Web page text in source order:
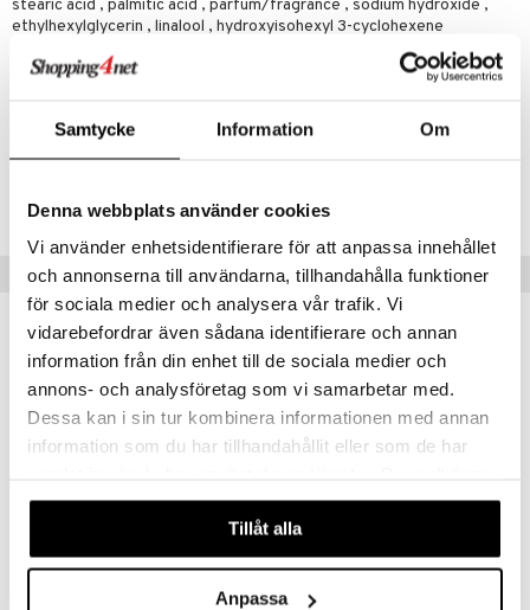
Samtycke Information Om
Denna webbplats använder cookies
Vi använder enhetsidentifierare för att anpassa innehållet
och annonserna till användarna, tillhandahålla funktioner
för sociala medier och analysera vår trafik. Vi
vidarebefordrar även sådana identifierare och annan
information från din enhet till de sociala medier och
annons- och analysföretag som vi samarbetar med.
Dessa kan i sin tur kombinera informationen med annan
information som du har tillhandahållit eller som de har
våra cookies vid fortsatt användande av vår webbplats.
Tillåt alla
Anpassa
stearic acid , palmitic acid , parfum/fragrance , sodium hydroxide ,
ethylhexylglycerin , linalool , hydroxyisohexyl 3-cyclohexene
CBOSR-HB-75-XX-XX
Lägsta pris senaste 30 dagarna: 209 kr
Tips till dig
Boss Bottled - Eau de toilette (Edt) Spray Boss Bottled - Giftset
BOSS
-20%